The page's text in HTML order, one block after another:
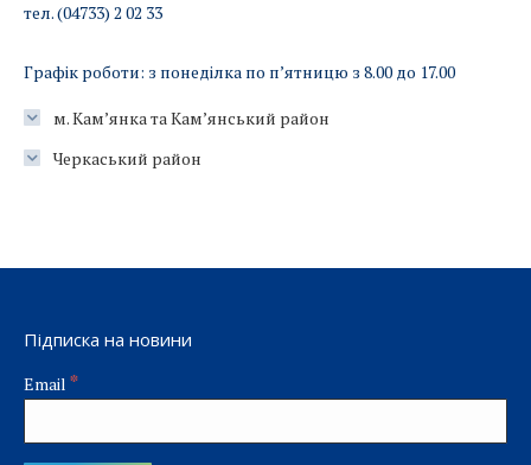
тел. (04733) 2 02 33
Графік роботи: з понеділка по п’ятницю з 8.00 до 17.00
м. Кам’янка та Кам’янський район
Черкаський район
Підписка на новини
Email *